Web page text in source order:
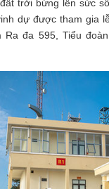
trời bừng lên sức
dự được tham gia
Ra đa 595, Tiểu